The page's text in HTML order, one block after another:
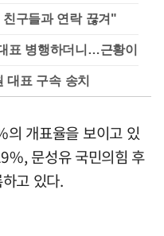
구들과 연락 끊겨"
표 병행하더니…근황이
대표 구속 송치
개표율을 보이고 있
문성유 국민의힘 후
고 있다.